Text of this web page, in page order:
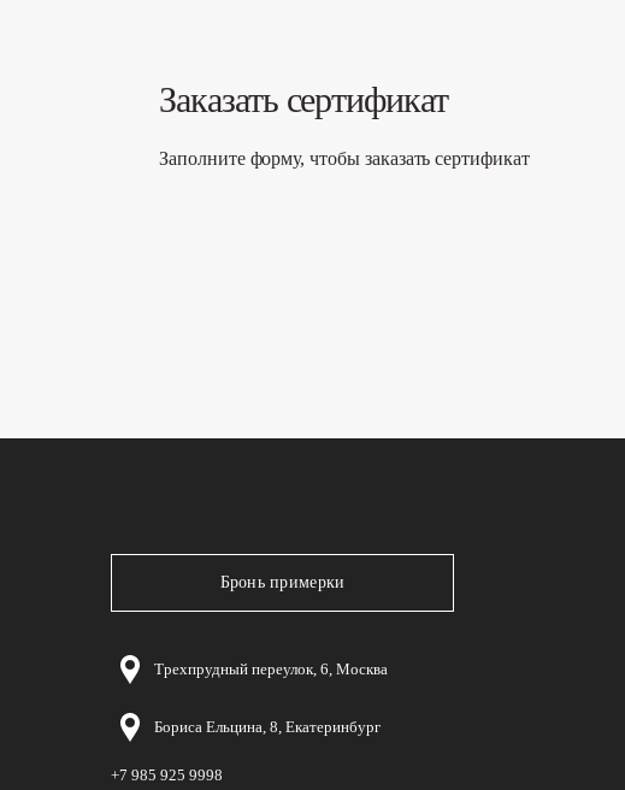
Заказать сертификат
Заполните форму, чтобы заказать сертификат
Бронь примерки
Трехпрудный переулок, 6, Москва
Бориса Ельцина, 8, Екатеринбург
+7 985 925 9998